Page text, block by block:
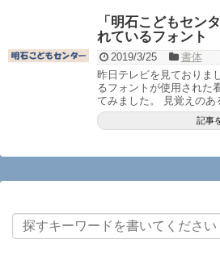
「明石こどもセン
れているフォント
2019/3/25
書体
昨日テレビを見ておりま
るフォントが使用された
てみました。 見覚えのあ
記事